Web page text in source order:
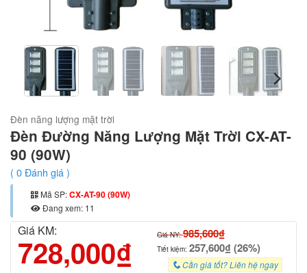
Đèn năng lượng mặt trời
Đèn Đường Năng Lượng Mặt Trời CX-AT-
90 (90W)
( 0Đánh giá )
Mã SP:CX-AT-90 (90W)
Đang xem: 11
Giá KM:
728,000₫ Giá NY:985,600₫
Tiết kiệm: 257,600₫ (26%)
Cần giá tốt? Liên hệ ngay